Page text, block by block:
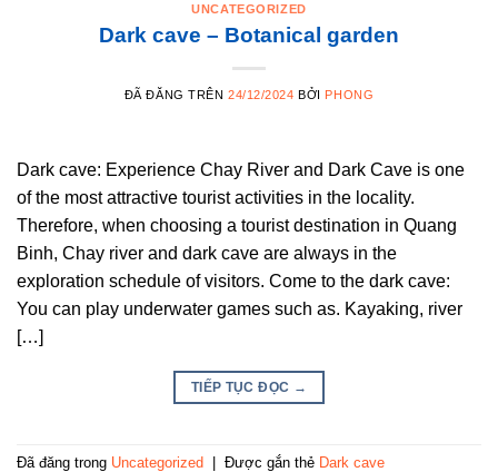
UNCATEGORIZED
Dark cave – Botanical garden
ĐÃ ĐĂNG TRÊN24/12/2024 BỞI PHONG
Dark cave: Experience Chay River and Dark Cave is one
of the most attractive tourist activities in the locality.
Therefore, when choosing a tourist destination in Quang
Binh, Chay river and dark cave are always in the
exploration schedule of visitors. Come to the dark cave:
You can play underwater games such as. Kayaking, river
[…]
TIẾP TỤC ĐỌC →
Đã đăng trong Uncategorized Được gắn thẻ Dark cave